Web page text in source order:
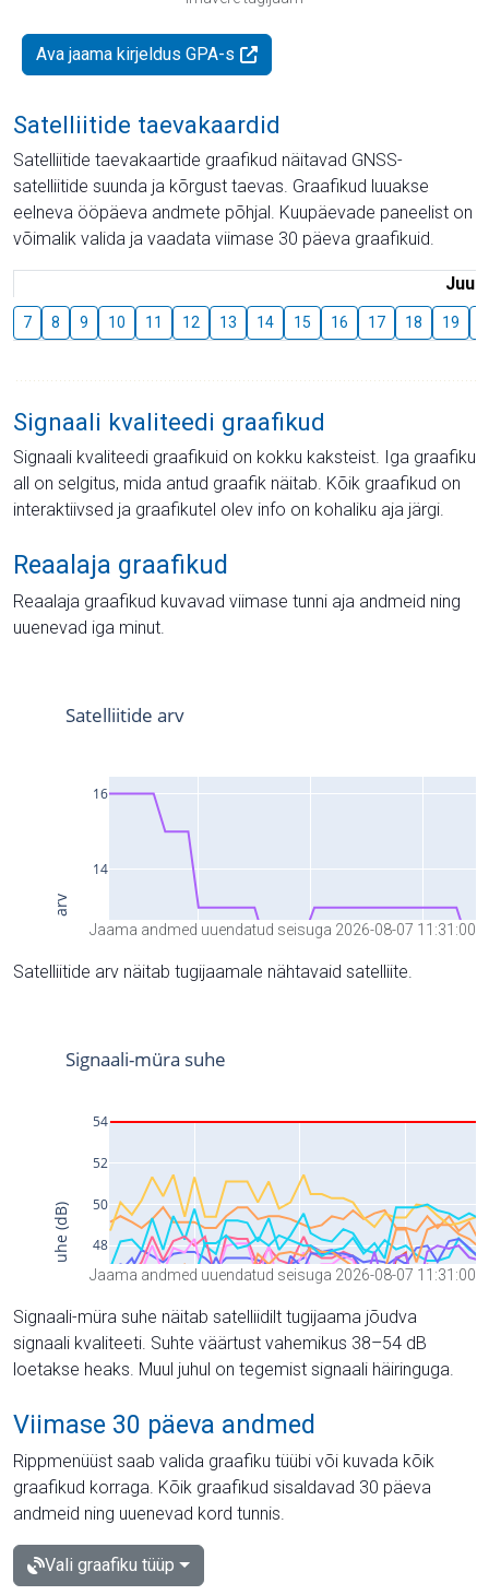
Ava jaama kirjeldus GPA-s
Satelliitide taevakaardid
Satelliitide taevakaartide graafikud näitavad GNSS-
satelliitide suunda ja kõrgust taevas. Graafikud luuakse
eelneva ööpäeva andmete põhjal. Kuupäevade paneelist on
võimalik valida ja vaadata viimase 30 päeva graafikuid.
Juuli
7 8 9 10 11 12 13 14 15 16 17 18 19
Signaali kvaliteedi graafikud
Signaali kvaliteedi graafikuid on kokku kaksteist. Iga graafiku
all on selgitus, mida antud graafik näitab. Kõik graafikud on
interaktiivsed ja graafikutel olev info on kohaliku aja järgi.
Reaalaja graafikud
Reaalaja graafikud kuvavad viimase tunni aja andmeid ning
uuenevad iga minut.
Jaama andmed uuendatud seisuga 2026-08-07 11:31:00
Satelliitide arv näitab tugijaamale nähtavaid satelliite.
Jaama andmed uuendatud seisuga 2026-08-07 11:31:00
Signaali-müra suhe näitab satelliidilt tugijaama jõudva
signaali kvaliteeti. Suhte väärtust vahemikus 38–54 dB
loetakse heaks. Muul juhul on tegemist signaali häiringuga.
Viimase 30 päeva andmed
Rippmenüüst saab valida graafiku tüübi või kuvada kõik
graafikud korraga. Kõik graafikud sisaldavad 30 päeva
andmeid ning uuenevad kord tunnis.
Vali graafiku tüüp